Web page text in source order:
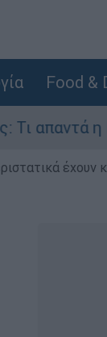
Food &
η ΕΛΑΣ
έχουν